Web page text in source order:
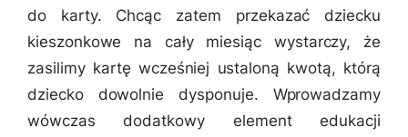
do karty. Chcąc zatem przekazać dziecku
kieszonkowe na cały miesiąc wystarczy, że
zasilimy kartę wcześniej ustaloną kwotą, którą
dziecko dowolnie dysponuje. Wprowadzamy
wówczas dodatkowy element edukacji